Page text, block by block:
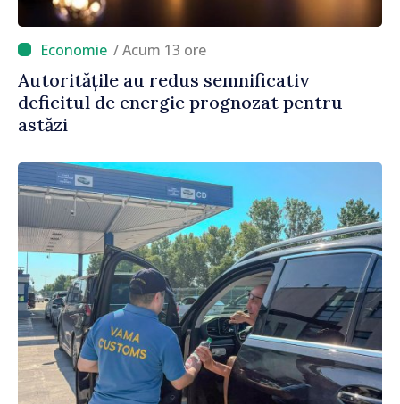
/ Acum 13 ore
Autoritățile au redus semnificativ
deficitul de energie prognozat pentru
astăzi